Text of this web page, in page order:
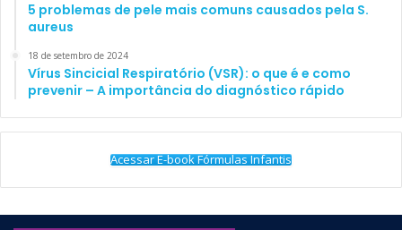
5 problemas de pele mais comuns causados pela S.
aureus
18 de setembro de 2024
Vírus Sincicial Respiratório (VSR): o que é e como
prevenir – A importância do diagnóstico rápido
Acessar E-book Fórmulas Infantis